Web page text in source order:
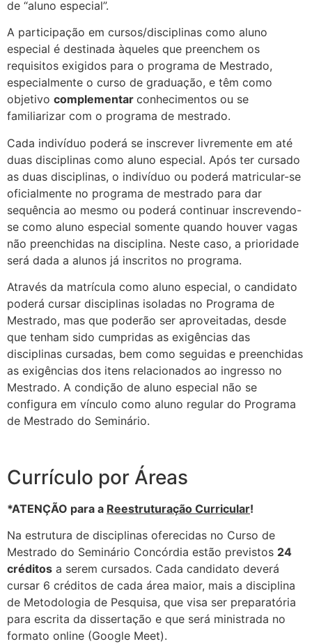
de “aluno especial”.
A participação em cursos/disciplinas como aluno
especial é destinada àqueles que preenchem os
requisitos exigidos para o programa de Mestrado,
especialmente o curso de graduação, e têm como
objetivo complementar conhecimentos ou se
familiarizar com o programa de mestrado.
Cada indivíduo poderá se inscrever livremente em até
duas disciplinas como aluno especial. Após ter cursado
as duas disciplinas, o indivíduo ou poderá matricular-se
oficialmente no programa de mestrado para dar
sequência ao mesmo ou poderá continuar inscrevendo-
se como aluno especial somente quando houver vagas
não preenchidas na disciplina. Neste caso, a prioridade
será dada a alunos já inscritos no programa.
Através da matrícula como aluno especial, o candidato
poderá cursar disciplinas isoladas no Programa de
Mestrado, mas que poderão ser aproveitadas, desde
que tenham sido cumpridas as exigências das
disciplinas cursadas, bem como seguidas e preenchidas
as exigências dos itens relacionados ao ingresso no
Mestrado. A condição de aluno especial não se
configura em vínculo como aluno regular do Programa
de Mestrado do Seminário.
Currículo por Áreas
*ATENÇÃO para a Reestruturação Curricular!
Na estrutura de disciplinas oferecidas no Curso de
Mestrado do Seminário Concórdia estão previstos 24
créditos a serem cursados. Cada candidato deverá
cursar 6 créditos de cada área maior, mais a disciplina
de Metodologia de Pesquisa, que visa ser preparatória
para escrita da dissertação e que será ministrada no
formato online (Google Meet).